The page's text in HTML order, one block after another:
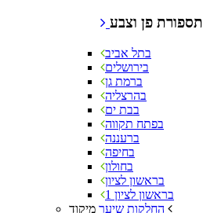
תספורת פן וצבע
בתל אביב
בירושלים
ברמת גן
בהרצליה
בבת ים
בפתח תקווה
ברעננה
בחיפה
בחולון
בראשון לציון
בראשון לציון 1
החלקות שיער